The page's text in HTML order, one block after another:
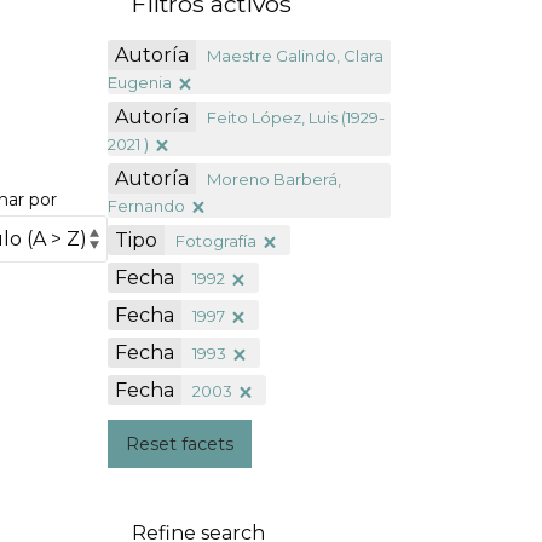
por
Autoría
Maestre Galindo, Clara
Eugenia
Autoría
Feito López, Luis (1929-
2021 )
Autoría
Moreno Barberá,
Fernando
Tipo Fotografía
Fecha 1992
Fecha 1997
Fecha 1993
Fecha 2003
Reset facets
Refine search